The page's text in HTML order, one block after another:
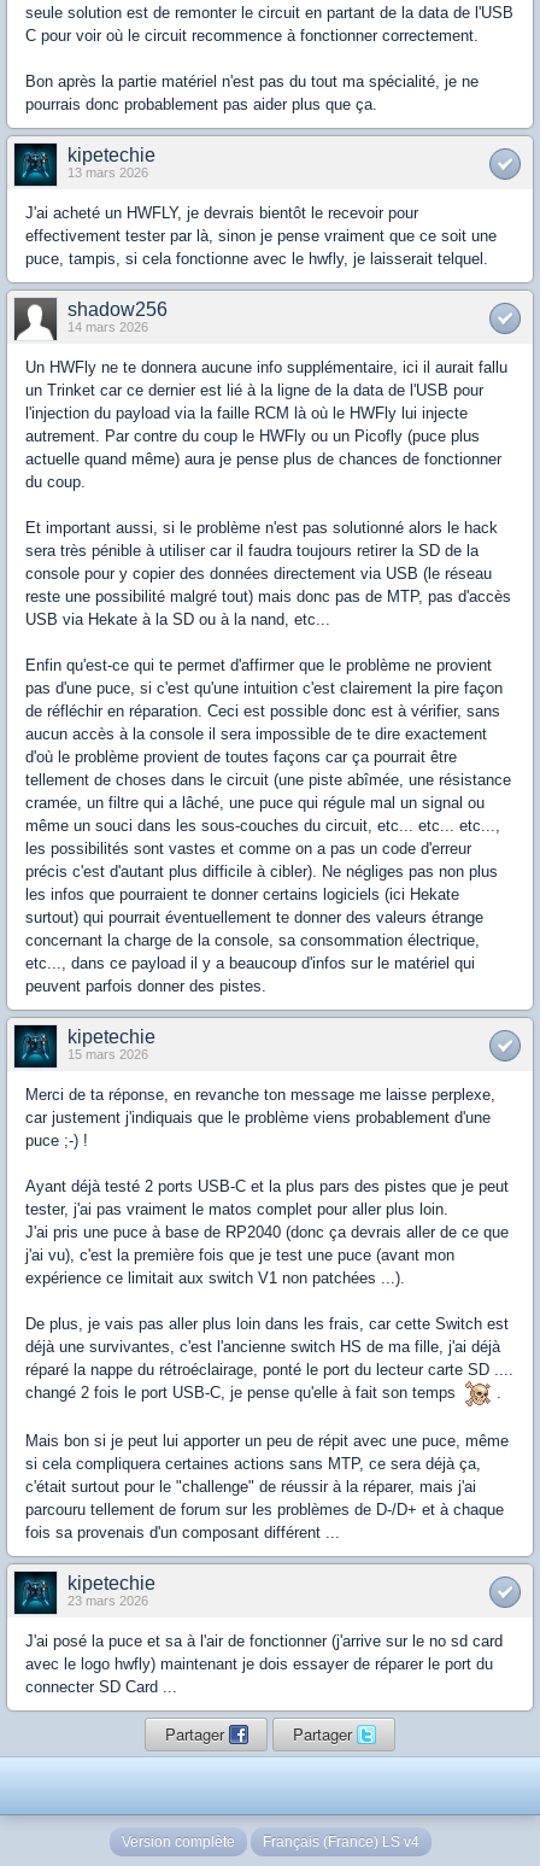
seule solution est de remonter le circuit en partant de la data de l'USB
C pour voir où le circuit recommence à fonctionner correctement.
Bon après la partie matériel n'est pas du tout ma spécialité, je ne
pourrais donc probablement pas aider plus que ça.
kipetechie
13 mars 2026
J'ai acheté un HWFLY, je devrais bientôt le recevoir pour
effectivement tester par là, sinon je pense vraiment que ce soit une
puce, tampis, si cela fonctionne avec le hwfly, je laisserait telquel.
shadow256
14 mars 2026
Un HWFly ne te donnera aucune info supplémentaire, ici il aurait fallu
un Trinket car ce dernier est lié à la ligne de la data de l'USB pour
l'injection du payload via la faille RCM là où le HWFly lui injecte
autrement. Par contre du coup le HWFly ou un Picofly (puce plus
actuelle quand même) aura je pense plus de chances de fonctionner
du coup.
Et important aussi, si le problème n'est pas solutionné alors le hack
sera très pénible à utiliser car il faudra toujours retirer la SD de la
console pour y copier des données directement via USB (le réseau
reste une possibilité malgré tout) mais donc pas de MTP, pas d'accès
USB via Hekate à la SD ou à la nand, etc...
Enfin qu'est-ce qui te permet d'affirmer que le problème ne provient
pas d'une puce, si c'est qu'une intuition c'est clairement la pire façon
de réfléchir en réparation. Ceci est possible donc est à vérifier, sans
aucun accès à la console il sera impossible de te dire exactement
d'où le problème provient de toutes façons car ça pourrait être
tellement de choses dans le circuit (une piste abîmée, une résistance
cramée, un filtre qui a lâché, une puce qui régule mal un signal ou
même un souci dans les sous-couches du circuit, etc... etc... etc...,
les possibilités sont vastes et comme on a pas un code d'erreur
précis c'est d'autant plus difficile à cibler). Ne négliges pas non plus
les infos que pourraient te donner certains logiciels (ici Hekate
surtout) qui pourrait éventuellement te donner des valeurs étrange
concernant la charge de la console, sa consommation électrique,
etc..., dans ce payload il y a beaucoup d'infos sur le matériel qui
peuvent parfois donner des pistes.
kipetechie
15 mars 2026
Merci de ta réponse, en revanche ton message me laisse perplexe,
car justement j'indiquais que le problème viens probablement d'une
puce ;-) !
Ayant déjà testé 2 ports USB-C et la plus pars des pistes que je peut
tester, j'ai pas vraiment le matos complet pour aller plus loin.
J'ai pris une puce à base de RP2040 (donc ça devrais aller de ce que
j'ai vu), c'est la première fois que je test une puce (avant mon
expérience ce limitait aux switch V1 non patchées ...).
De plus, je vais pas aller plus loin dans les frais, car cette Switch est
déjà une survivantes, c'est l'ancienne switch HS de ma fille, j'ai déjà
réparé la nappe du rétroéclairage, ponté le port du lecteur carte SD ....
changé 2 fois le port USB-C, je pense qu'elle à fait son temps
.
Mais bon si je peut lui apporter un peu de répit avec une puce, même
si cela compliquera certaines actions sans MTP, ce sera déjà ça,
c'était surtout pour le "challenge" de réussir à la réparer, mais j'ai
parcouru tellement de forum sur les problèmes de D-/D+ et à chaque
fois sa provenais d'un composant différent ...
kipetechie
23 mars 2026
J'ai posé la puce et sa à l'air de fonctionner (j'arrive sur le no sd card
avec le logo hwfly) maintenant je dois essayer de réparer le port du
connecter SD Card ...
Partager Partager
Version complète Français (France) LS v4